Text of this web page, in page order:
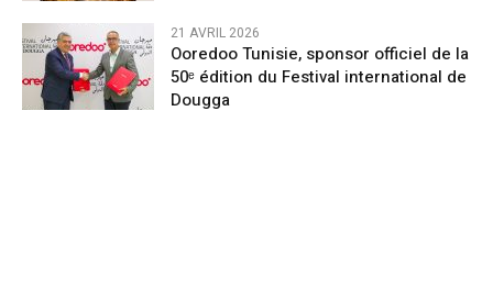
21 AVRIL 2026
Ooredoo Tunisie, sponsor officiel de la
50ᵉ édition du Festival international de
Dougga